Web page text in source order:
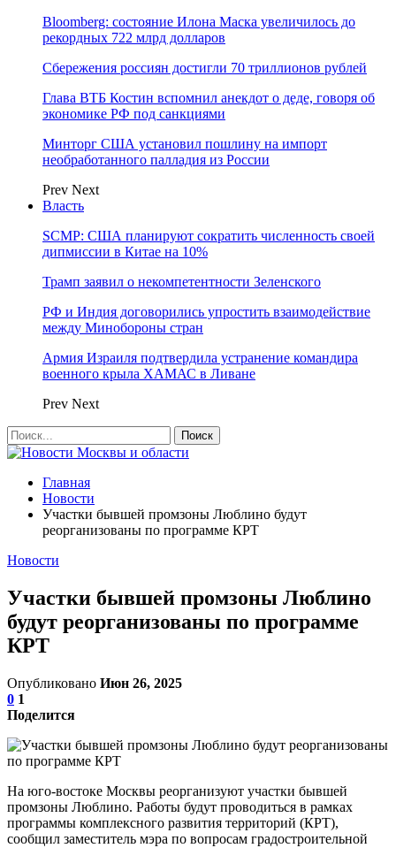
Bloomberg: состояние Илона Маска увеличилось до
рекордных 722 млрд долларов
Сбережения россиян достигли 70 триллионов рублей
Глава ВТБ Костин вспомнил анекдот о деде, говоря об
экономике РФ под санкциями
Минторг США установил пошлину на импорт
необработанного палладия из России
Prev Next
Власть
SCMP: США планируют сократить численность своей
дипмиссии в Китае на 10%
Трамп заявил о некомпетентности Зеленского
РФ и Индия договорились упростить взаимодействие
между Минобороны стран
Армия Израиля подтвердила устранение командира
военного крыла ХАМАС в Ливане
Prev Next
Главная
Новости
Участки бывшей промзоны Люблино будут
реорганизованы по программе КРТ
Новости
Участки бывшей промзоны Люблино
будут реорганизованы по программе
КРТ
Опубликовано Июн 26, 2025
0 1
Поделится
На юго-востоке Москвы реорганизуют участки бывшей
промзоны Люблино. Работы будут проводиться в рамках
программы комплексного развития территорий (КРТ),
сообщил заместитель мэра по вопросам градостроительной